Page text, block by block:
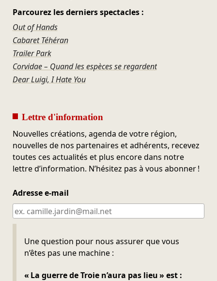
Parcourez les derniers spectacles :
Out of Hands
Cabaret Téhéran
Trailer Park
Corvidae – Quand les espèces se regardent
Dear Luigi, I Hate You
Lettre d'information
Nouvelles créations, agenda de votre région,
nouvelles de nos partenaires et adhérents, recevez
toutes ces actualités et plus encore dans notre
lettre d’information. N’hésitez pas à vous abonner !
Adresse e-mail
Une question pour nous assurer que vous
n’êtes pas une machine :
« La guerre de Troie n’aura pas lieu » est :
Ne pas remplir